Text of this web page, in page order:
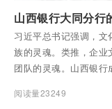
习近平总书记强调，
族的灵魂。类推，企
团队的灵魂。山西银
文化，通过文化治行
阅读量23249